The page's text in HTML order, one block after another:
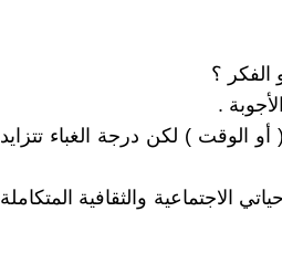
؟
.
الوقت ) لكن درجة الغباء تتزايد
والثقافية المتكاملة